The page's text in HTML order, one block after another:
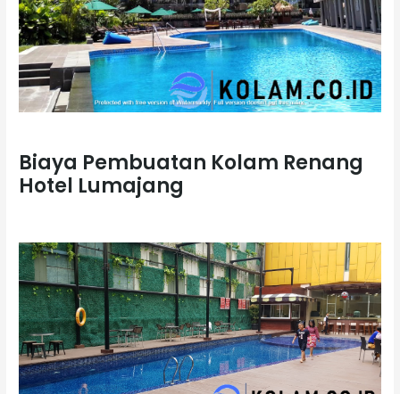
Biaya Pembuatan Kolam Renang
Hotel Lumajang